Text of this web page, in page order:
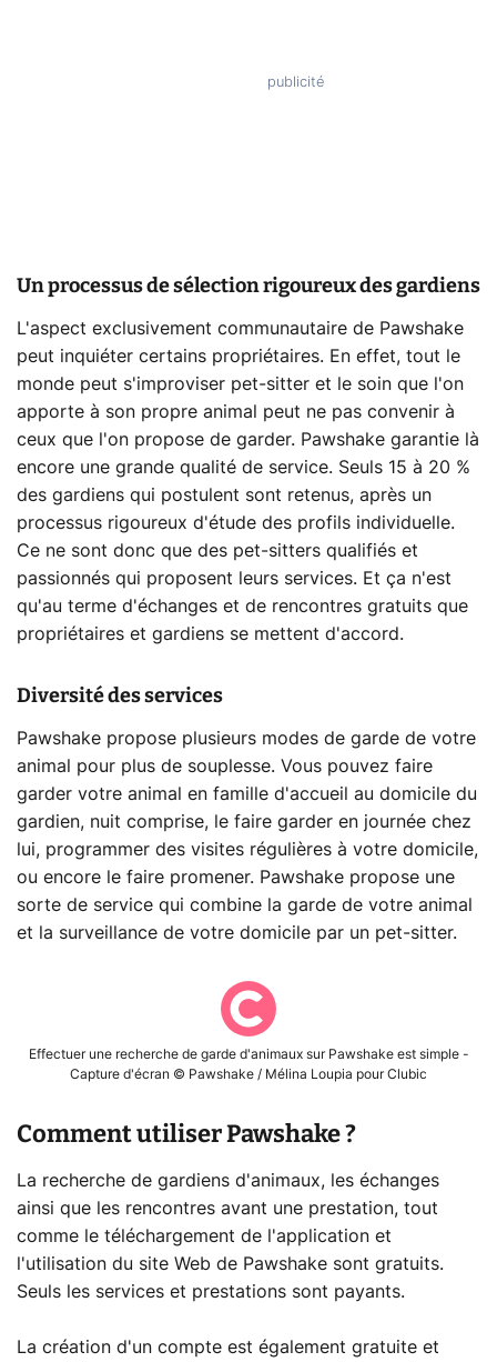
Un processus de sélection rigoureux des gardiens
L'aspect exclusivement communautaire de Pawshake
peut inquiéter certains propriétaires. En effet, tout le
monde peut s'improviser pet-sitter et le soin que l'on
apporte à son propre animal peut ne pas convenir à
ceux que l'on propose de garder. Pawshake garantie là
encore une grande qualité de service. Seuls 15 à 20 %
des gardiens qui postulent sont retenus, après un
processus rigoureux d'étude des profils individuelle.
Ce ne sont donc que des pet-sitters qualifiés et
passionnés qui proposent leurs services. Et ça n'est
qu'au terme d'échanges et de rencontres gratuits que
propriétaires et gardiens se mettent d'accord.
Diversité des services
Pawshake propose plusieurs modes de garde de votre
animal pour plus de souplesse. Vous pouvez faire
garder votre animal en famille d'accueil au domicile du
gardien, nuit comprise, le faire garder en journée chez
lui, programmer des visites régulières à votre domicile,
ou encore le faire promener. Pawshake propose une
sorte de service qui combine la garde de votre animal
et la surveillance de votre domicile par un pet-sitter.
Effectuer une recherche de garde d'animaux sur Pawshake est simple -
Capture d'écran © Pawshake / Mélina Loupia pour Clubic
Comment utiliser Pawshake ?
La recherche de gardiens d'animaux, les échanges
ainsi que les rencontres avant une prestation, tout
comme le téléchargement de l'application et
l'utilisation du site Web de Pawshake sont gratuits.
Seuls les services et prestations sont payants.
La création d'un compte est également gratuite et